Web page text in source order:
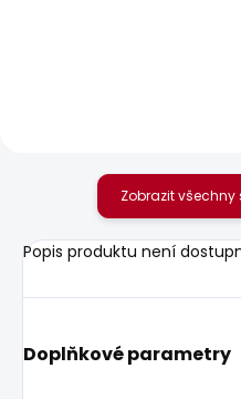
Zobrazit
Popis produktu není
Doplňkové parametry